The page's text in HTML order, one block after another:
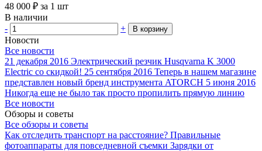
48 000 ₽ за 1 шт
В наличии
-
+ В корзину
Новости
Все новости
21 декабря 2016 Электрический резчик Husqvarna K 3000
Electric со скидкой! 25 сентября 2016 Теперь в нашем магазине
представлен новый бренд инструмента ATORCH 5 июня 2016
Никогда еще не было так просто пропилить прямую линию
Все новости
Обзоры и советы
Все обзоры и советы
Как отследить транспорт на расстояние? Правильные
фотоаппараты для повседневной съемки Зарядки от